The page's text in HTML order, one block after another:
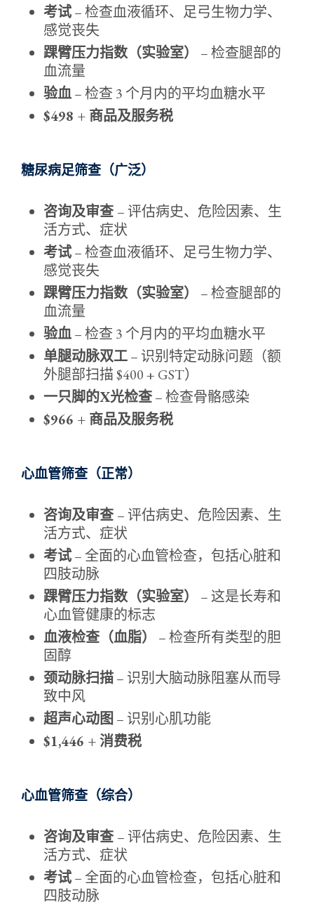
考试– 检查血液循环、足弓生物力学、
感觉丧失
踝臂压力指数（实验室）
– 检查腿部的
血流量
验血– 检查 3 个月内的平均血糖水平
$498 + 商品及服务税
糖尿病足筛查（广泛）
咨询及审查 – 评估病史、危险因素、生
活方式、症状
考试– 检查血液循环、足弓生物力学、
感觉丧失
踝臂压力指数（实验室）
– 检查腿部的
血流量
验血– 检查 3 个月内的平均血糖水平
单腿动脉双工– 识别特定动脉问题（额
外腿部扫描 $400 + GST）
一只脚的X光检查– 检查骨骼感染
$966 + 商品及服务税
心血管筛查（正常）
咨询及审查 – 评估病史、危险因素、生
活方式、症状
考试– 全面的心血管检查，包括心脏和
四肢动脉
踝臂压力指数（实验室）
– 这是长寿和
心血管健康的标志
血液检查（血脂）
– 检查所有类型的胆
固醇
颈动脉扫描– 识别大脑动脉阻塞从而导
致中风
超声心动图 – 识别心肌功能
$1,446 + 消费税
心血管筛查（综合）
咨询及审查 – 评估病史、危险因素、生
活方式、症状
考试– 全面的心血管检查，包括心脏和
四肢动脉